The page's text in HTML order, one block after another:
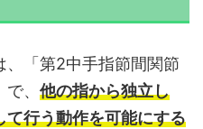
、「第2中手指節間関節
、 他の指から独立し
行う動作を可能にする